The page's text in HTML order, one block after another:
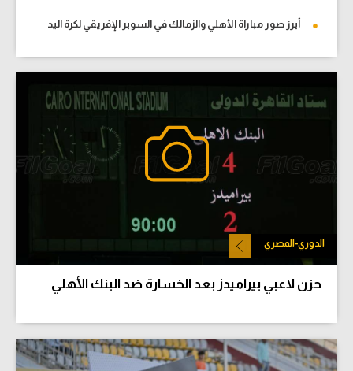
أبرز صور مباراة الأهلي والزمالك في السوبر الإفريقي لكرة اليد
الدوري-المصري
حزن لاعبي بيراميدز بعد الخسارة ضد البنك الأهلي